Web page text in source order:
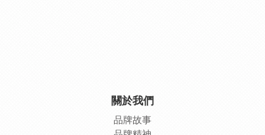
關於我們
品牌故事